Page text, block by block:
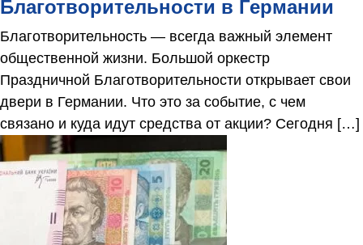
Благотворительности в Германии
Благотворительность — всегда важный элемент
общественной жизни. Большой оркестр
Праздничной Благотворительности открывает свои
двери в Германии. Что это за событие, с чем
связано и куда идут средства от акции? Сегодня […]